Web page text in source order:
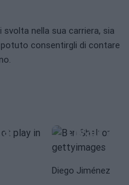
nella sua carriera, sia
consentirgli di contare
Image
BEN SHELTONATP
rivali
Diego Jiménez